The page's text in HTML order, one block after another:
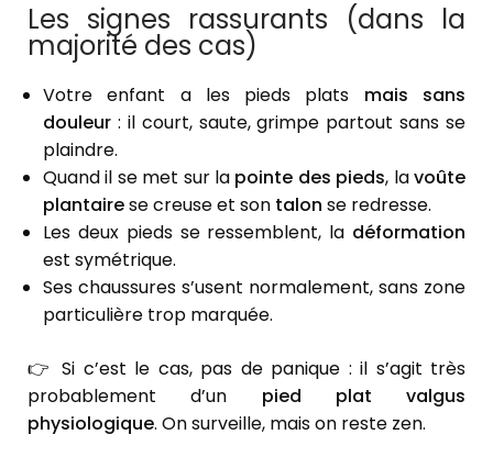
Les signes rassurants (dans la
majorité des cas)
Votre enfant a les pieds plats mais sans
douleur : il court, saute, grimpe partout sans se
plaindre.
Quand il se met sur la pointe des pieds, lavoûte
plantairese creuse et son talon se redresse.
Les deux pieds se ressemblent, la déformation
est symétrique.
Ses chaussures s’usent normalement, sans zone
particulière trop marquée.
👉 Si c’est le cas, pas de panique : il s’agit très
probablement d’un pied plat valgus
physiologique. On surveille, mais on reste zen.